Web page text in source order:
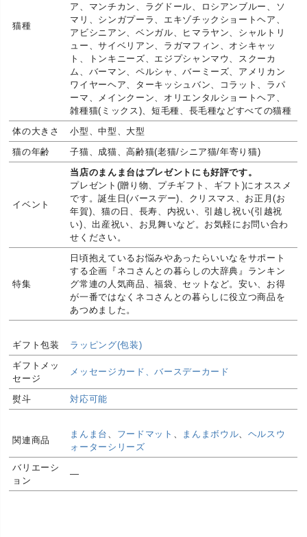
猫種
ア、マンチカン、ラグドール、ロシアンブルー、ソ
マリ、シンガプーラ、エキゾチックショートヘア、
アビシニアン、ベンガル、ヒマラヤン、シャルトリ
ュー、サイベリアン、ラガマフィン、オシキャッ
ト、トンキニーズ、エジプシャンマウ、スクーカ
ム、バーマン、ペルシャ、バーミーズ、アメリカン
ワイヤーヘア、ターキッシュバン、コラット、ラパ
ーマ、メインクーン、オリエンタルショートヘア、
雑種猫(ミックス)、短毛種、長毛種などすべての猫種
体の大きさ
小型、中型、大型
猫の年齢
子猫、成猫、高齢猫(老猫/シニア猫/年寄り猫)
イベント
当店のまんま台はプレゼントにも好評です。
プレゼント(贈り物、プチギフト、ギフト)にオススメ
です。誕生日(バースデー)、クリスマス、お正月(お
年賀)、猫の日、長寿、内祝い、引越し祝い(引越祝
い)、出産祝い、お見舞いなど。お気軽にお問い合わ
せください。
特集
日頃抱えているお悩みやあったらいいなをサポート
する企画『ネコさんとの暮らしの大辞典』ランキン
グ常連の人気商品、福袋、セットなど。安い、お得
が一番ではなくネコさんとの暮らしに役立つ商品を
あつめました。
ギフト包装
ラッピング(包装)
ギフトメッ
セージ
メッセージカード、バースデーカード
熨斗 対応可能
関連商品
まんま台 フードマット まんまボウル
ヘルスウ
ォーターシリーズ
バリエーシ
ョン
―